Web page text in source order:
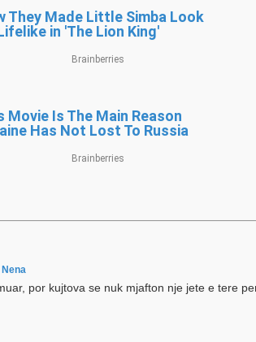
Nena
por kujtova se nuk mjafton nje jete e tere